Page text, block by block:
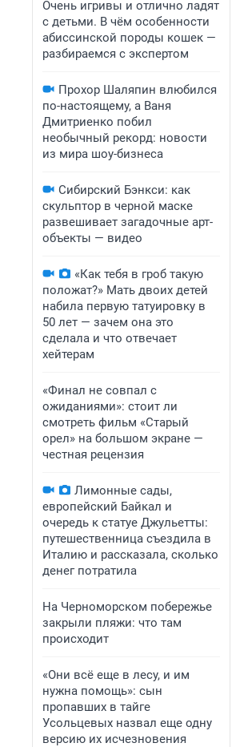
Очень игривы и отлично ладят
с детьми. В чём особенности
абиссинской породы кошек —
разбираемся с экспертом
Прохор Шаляпин влюбился
по-настоящему, а Ваня
Дмитриенко побил
необычный рекорд: новости
из мира шоу-бизнеса
Сибирский Бэнкси: как
скульптор в черной маске
развешивает загадочные арт-
объекты — видео
«Как тебя в гроб такую
положат?» Мать двоих детей
набила первую татуировку в
50 лет — зачем она это
сделала и что отвечает
хейтерам
«Финал не совпал с
ожиданиями»: стоит ли
смотреть фильм «Старый
орел» на большом экране —
честная рецензия
Лимонные сады,
европейский Байкал и
очередь к статуе Джульетты:
путешественница съездила в
Италию и рассказала, сколько
денег потратила
На Черноморском побережье
закрыли пляжи: что там
происходит
«Они всё еще в лесу, и им
нужна помощь»: сын
пропавших в тайге
Усольцевых назвал еще одну
версию их исчезновения